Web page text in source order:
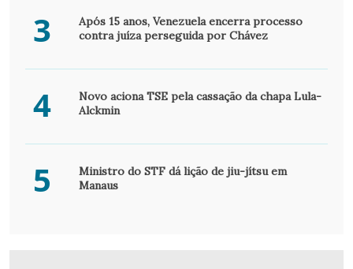
3
Após 15 anos, Venezuela encerra processo
contra juíza perseguida por Chávez
4
Novo aciona TSE pela cassação da chapa Lula-
Alckmin
5
Ministro do STF dá lição de jiu-jítsu em
Manaus